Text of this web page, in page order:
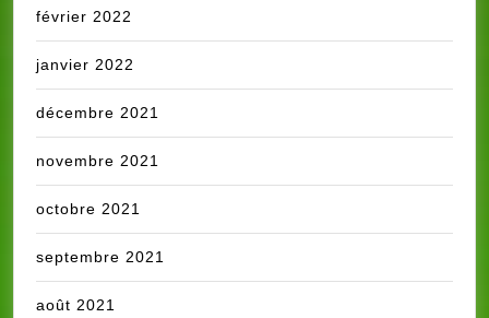
février 2022
janvier 2022
décembre 2021
novembre 2021
octobre 2021
septembre 2021
août 2021